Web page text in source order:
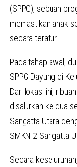
(SPPG), sebuah
memastikan anak
secara teratur.
Pada tahap awal,
SPPG Dayung di
Dari lokasi ini,
disalurkan ke dua
Sangatta Utara
SMKN 2 Sangatta
Secara